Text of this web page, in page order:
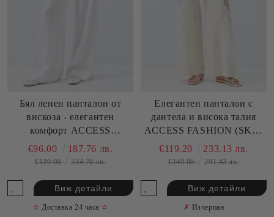
Бял ленен панталон от
вискоза - елегантен
комфорт ACCESS
FASHION (SKU) 5032
€96.00 187.76 лв.
€120.00 234.70 лв.
Виж детайли
✫ Доставка 24 часа ✫
Елегантен панталон с
дантела и висока талия
ACCESS FASHION (SKU)
5039
€119.20 233.13 лв.
€149.00 291.42 лв.
Виж детайли
✗ Изчерпан